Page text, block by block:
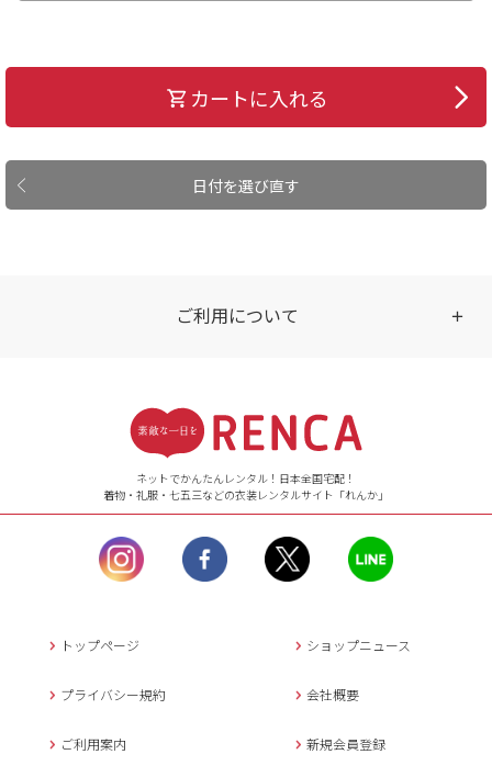
日付を選び直す
カートに入れる
ご利用について
【ご注文（インターネット）】
24時間年中無休
【お問い合わせ窓口（メー
ル）】10:00~17:00
土曜日、日曜日、臨
時休業日を除く。
営業時間外にいただ
返信させていただきま
年末年始、大型連休
ネットでかんたんレンタル！日本全国宅配！
着物・礼服・七五三などの衣装レンタルサイト「れんか」
トップページ ショップニュース
プライバシー規約 会社概要
ご利用案内 新規会員登録